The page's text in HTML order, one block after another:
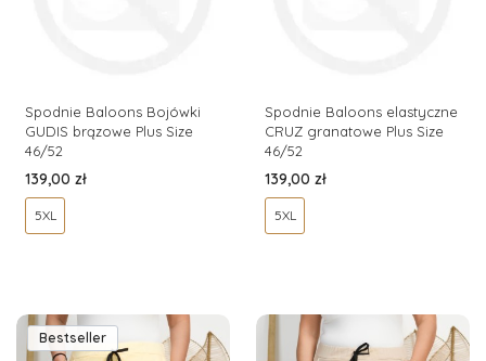
Spodnie Baloons Bojówki
GUDIS brązowe Plus Size
46/52
Cena
139,00 zł
5XL
Spodnie Baloons elastyczne
CRUZ granatowe Plus Size
46/52
Cena
139,00 zł
5XL
Bestseller